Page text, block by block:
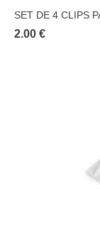
SET DE 4 CLIPS
2.00 €